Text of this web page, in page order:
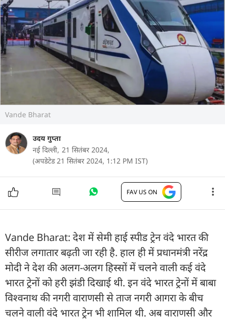
Vande Bharat
उदय गुप्ता
नई दिल्ली, 21 सितंबर 2024,
(अपडेटेड 21 सितंबर 2024, 1:12 PM IST)
FAV US ON
Vande Bharat: देश में सेमी हाई स्पीड ट्रेन वंदे भारत की
सीरीज लगातार बढ़ती जा रही है. हाल ही में प्रधानमंत्री नरेंद्र
मोदी ने देश की अलग-अलग हिस्सों में चलने वाली कई वंदे
भारत ट्रेनों को हरी झंडी दिखाई थी. इन वंदे भारत ट्रेनों में बाबा
विश्वनाथ की नगरी वाराणसी से ताज नगरी आगरा के बीच
चलने वाली वंदे भारत ट्रेन भी शामिल थी. अब वाराणसी और